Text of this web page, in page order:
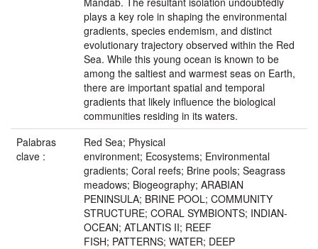
plays a key role in shaping the environmental
gradients, species endemism, and distinct
evolutionary trajectory observed within the Red
Sea. While this young ocean is known to be
among the saltiest and warmest seas on Earth,
there are important spatial and temporal
gradients that likely influence the biological
communities residing in its waters.
Palabras
clave :
Red Sea; Physical
environment; Ecosystems; Environmental
gradients; Coral reefs; Brine pools; Seagrass
meadows; Biogeography; ARABIAN
PENINSULA; BRINE POOL; COMMUNITY
STRUCTURE; CORAL SYMBIONTS; INDIAN-
OCEAN; ATLANTIS II; REEF
FISH; PATTERNS; WATER; DEEP